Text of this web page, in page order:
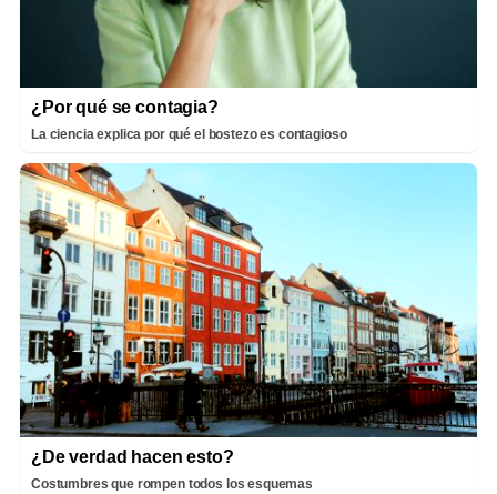
¿Por qué se contagia?
La ciencia explica por qué el bostezo es contagioso
¿De verdad hacen esto?
Costumbres que rompen todos los esquemas